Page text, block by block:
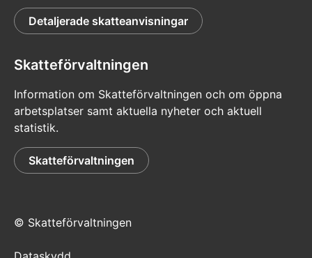
Detaljerade skatteanvisningar
Skatteförvaltningen
Information om Skatteförvaltningen och om öppna
arbetsplatser samt aktuella nyheter och aktuell
statistik.
Skatteförvaltningen
© Skatteförvaltningen